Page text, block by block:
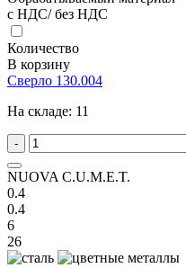
с НДС/ без НДС
Количество
В корзину
Сверло 130.004
На складе: 11
-
NUOVA C.U.M.E.T.
0.4
0.4
6
26